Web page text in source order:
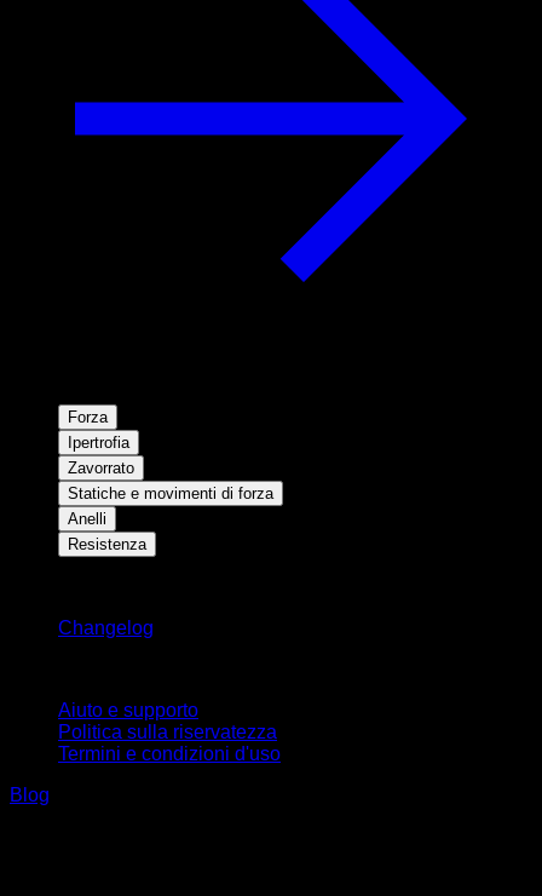
Forza
Ipertrofia
Zavorrato
Statiche e movimenti di forza
Anelli
Resistenza
Changelog
Aiuto e supporto
Politica sulla riservatezza
Termini e condizioni d'uso
Blog